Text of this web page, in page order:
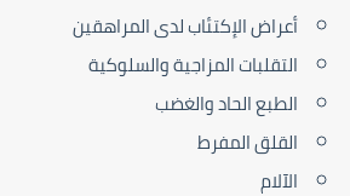
أعراض الإكتئاب لدى المراهقين
التقلبات المزاجية والسلوكية
الطبع الحاد والغضب
القلق المفرط
الآلام